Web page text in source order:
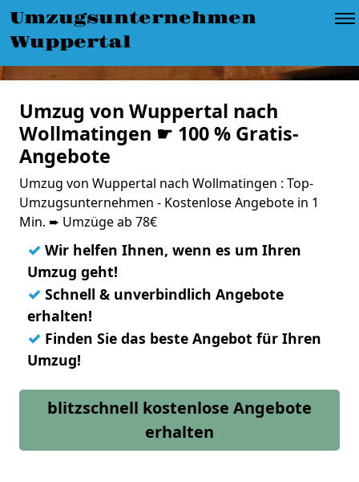
Umzugsunternehmen
Wuppertal
Umzug von Wuppertal nach
Wollmatingen ☛ 100 % Gratis-
Angebote
Umzug von Wuppertal nach Wollmatingen : Top-
Umzugsunternehmen - Kostenlose Angebote in 1
Min. ➨ Umzüge ab 78€
✓ Wir helfen Ihnen, wenn es um Ihren
Umzug geht!
✓ Schnell & unverbindlich Angebote
erhalten!
✓ Finden Sie das beste Angebot für Ihren
Umzug!
blitzschnell kostenlose Angebote
erhalten